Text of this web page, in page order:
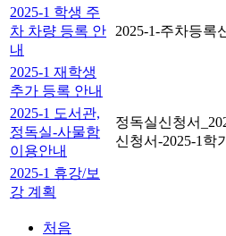
2025-1 학생 주
차 차량 등록 안
내
2025-1-주차등록
2025-1 재학생
추가 등록 안내
2025-1 도서관,
정독실-사물함
이용안내
정독실신청서
신청서-2025-1학
2025-1 휴강/보
강 계획
처음